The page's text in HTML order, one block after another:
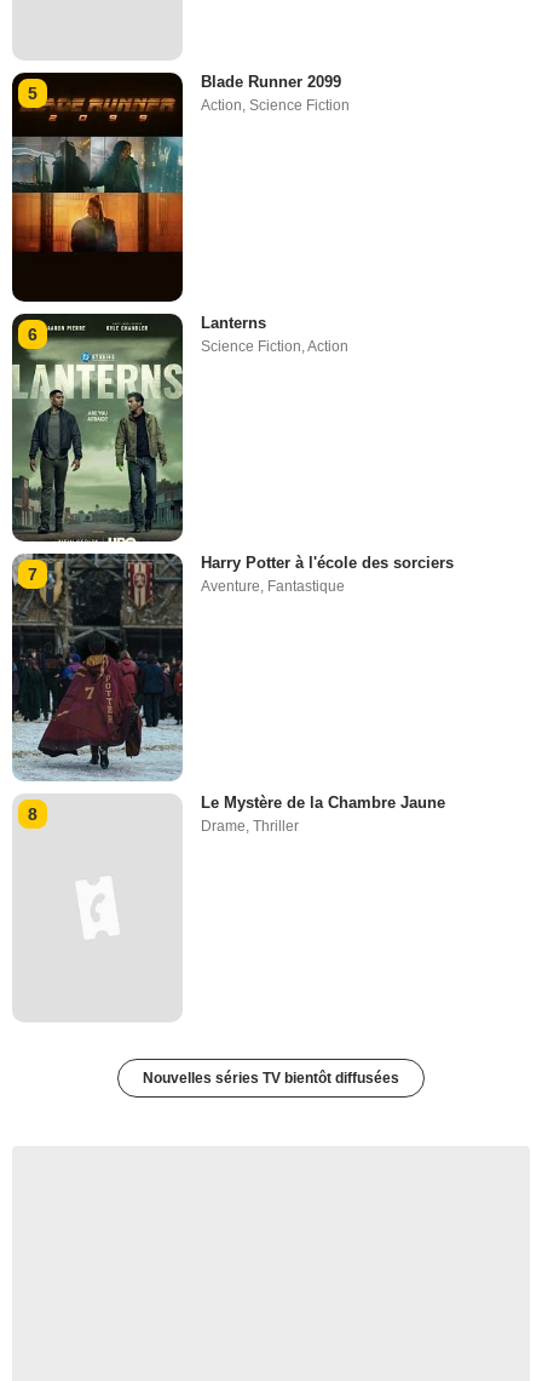
5
Blade Runner 2099
Action,Science Fiction
6
Lanterns
Science Fiction ,Action
7
Harry Potter à l'école des sorciers
Aventure, Fantastique
8
Le Mystère de la Chambre Jaune
Drame,Thriller
Nouvelles séries TV bientôt diffusées